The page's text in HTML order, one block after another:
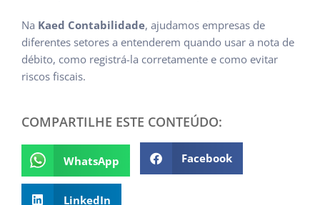
Na Kaed Contabilidade, ajudamos empresas de
diferentes setores a entenderem quando usar a nota de
débito, como registrá-la corretamente e como evitar
riscos fiscais.
COMPARTILHE ESTE CONTEÚDO:
WhatsApp Facebook
LinkedIn